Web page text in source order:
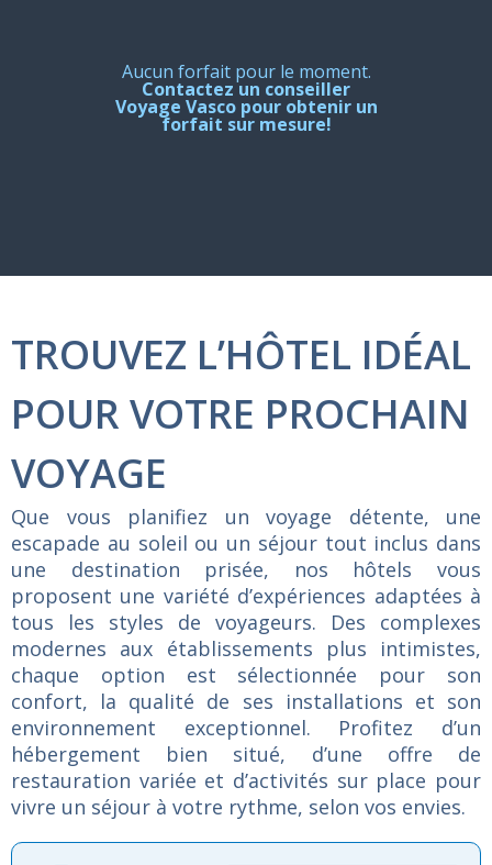
Aucun forfait pour le moment.
Contactez un conseiller
Voyage Vasco pour obtenir un
forfait sur mesure!
TROUVEZ L’HÔTEL IDÉAL
POUR VOTRE PROCHAIN
VOYAGE
Que vous planifiez un voyage détente, une
escapade au soleil ou un séjour tout inclus dans
une destination prisée, nos hôtelsvous
proposent une variété d’expériences adaptées à
tous les styles de voyageurs. Des complexes
modernes aux établissements plus intimistes,
chaque option est sélectionnée pour son
confort, la qualité de ses installations et son
environnement exceptionnel. Profitez d’un
hébergement bien situé, d’une offre de
restauration variée et d’activités sur place pour
vivre un séjour à votre rythme, selon vos envies.